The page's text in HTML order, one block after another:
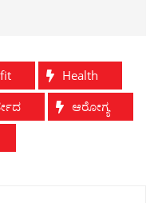
Health
ಆರೋಗ್ಯ